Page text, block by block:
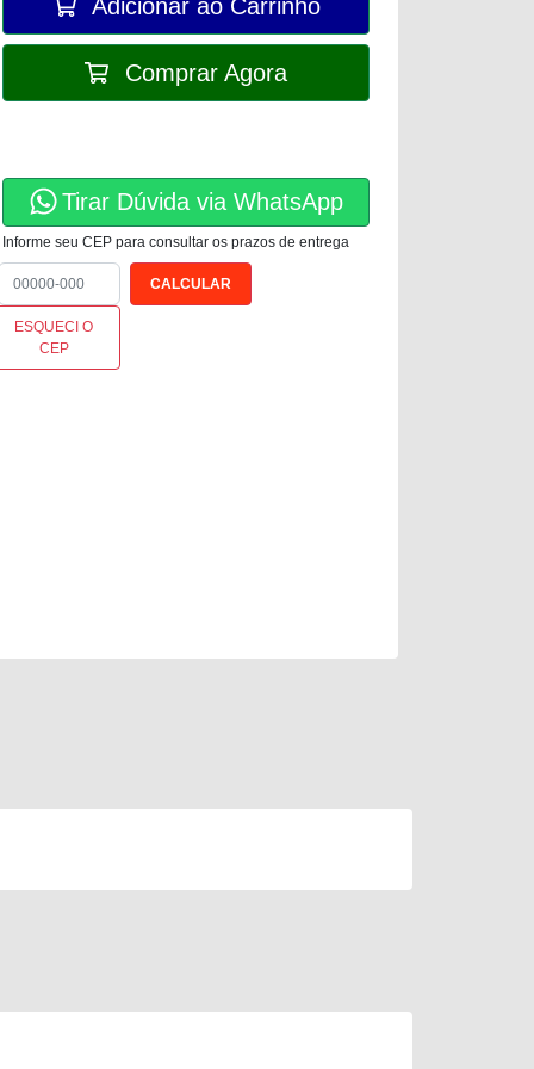
Adicionar ao Carrinho
Comprar Agora
Tirar Dúvida via WhatsApp
Informe seu CEP para consultar os prazos de entrega
ESQUECI O
CEP